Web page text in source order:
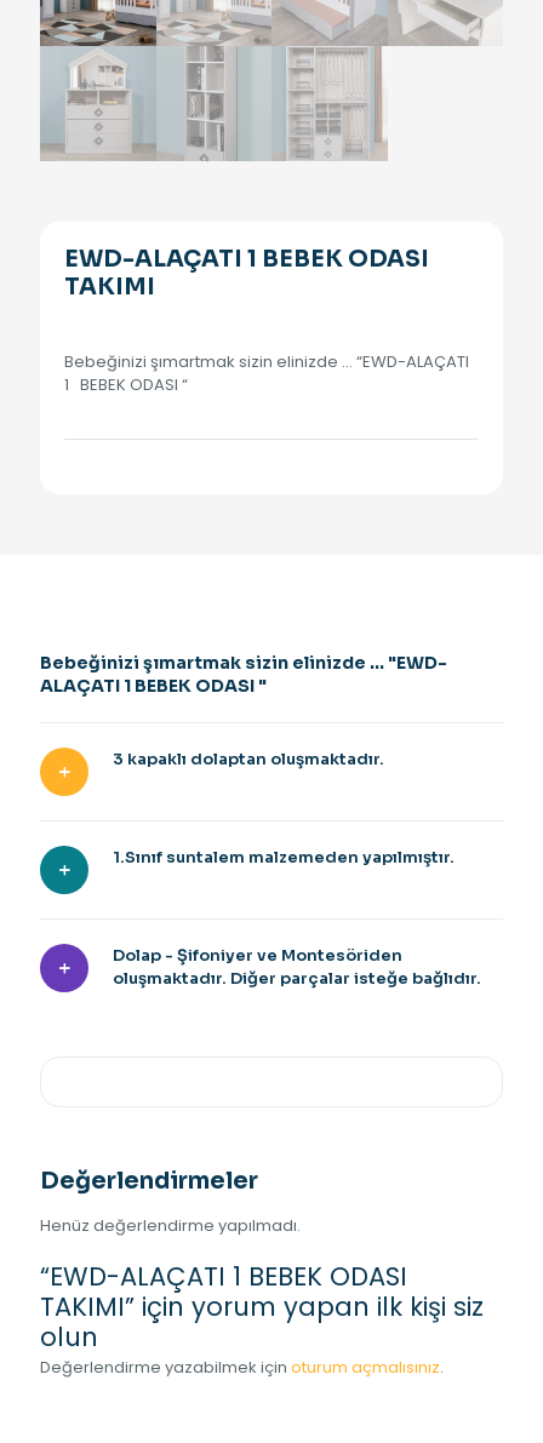
EWD-ALAÇATI 1 BEBEK ODASI
TAKIMI
Bebeğinizi şımartmak sizin elinizde … “EWD-ALAÇATI
1 BEBEK ODASI “
Bebeğinizi şımartmak sizin elinizde ... "EWD-
ALAÇATI 1 BEBEK ODASI "
3 kapaklı dolaptan oluşmaktadır.
1.Sınıf suntalem malzemeden yapılmıştır.
Dolap - Şifoniyer ve Montesöriden
oluşmaktadır. Diğer parçalar isteğe bağlıdır.
Değerlendirmeler
Henüz değerlendirme yapılmadı.
“EWD-ALAÇATI 1 BEBEK ODASI
TAKIMI” için yorum yapan ilk kişi siz
olun
Değerlendirme yazabilmek için oturum açmalısınız.